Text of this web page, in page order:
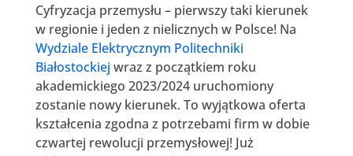
Cyfryzacja przemysłu – pierwszy taki kierunek
w regionie i jeden z nielicznych w Polsce! Na
Wydziale Elektrycznym Politechniki
Białostockiej wraz z początkiem roku
akademickiego 2023/2024 uruchomiony
zostanie nowy kierunek. To wyjątkowa oferta
kształcenia zgodna z potrzebami firm w dobie
czwartej rewolucji przemysłowej! Już